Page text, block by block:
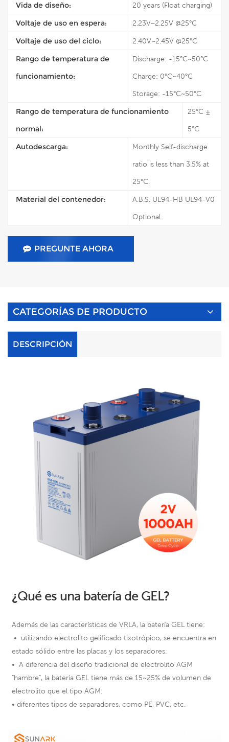
Vida de diseño: 20 years (Float charging)
Voltaje de uso en espera: 2.23V~2.25V @25°C
Voltaje de uso del ciclo: 2.40V~2.45V @25°C
Rango de temperatura de
funcionamiento:
Discharge: -15°C~50°C
Charge: 0°C~40°C
Storage: -15°C~50°C
Rango de temperatura de funcionamiento
normal:
25°C ±
5°C
Autodescarga: Monthly Self-discharge
ratio is less than 3.5% at
25°C.
Material del contenedor: A.B.S. UL94-HB UL94-V0
Optional
PREGUNTE AHORA
CATEGORÍAS DE PRODUCTO
DESCRIPCIÓN
¿Qué es una batería de GEL?
Además de las características de VRLA, la batería GEL tiene:
•
utilizando electrolito gelificado tixotrópico, se encuentra en
estado sólido entre las placas y los separadores.
• A diferencia del diseño tradicional de electrolito AGM
"hambre", la batería GEL tiene más de 15~25% de volumen de
electrolito que el tipo AGM.
•diferentes tipos de separadores, como PE, PVC, etc.